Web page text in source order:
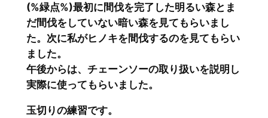
(%緑点%)最初に間伐を完了した明るい森とま
だ間伐をしていない暗い森を見てもらいまし
た。次に私がヒノキを間伐するのを見てもらい
ました。
午後からは、チェーンソーの取り扱いを説明し
実際に使ってもらいました。
玉切りの練習です。